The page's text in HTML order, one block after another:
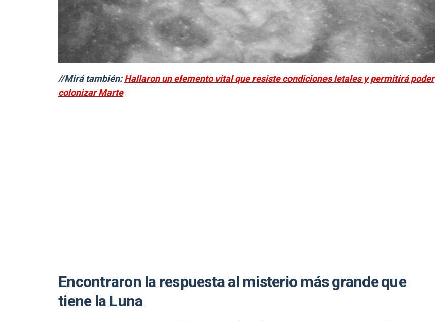
//Mirá también:Hallaron un elemento vital que resiste condiciones letales y permitirá poder
colonizar Marte
Encontraron la respuesta al misterio más grande que
tiene la Luna